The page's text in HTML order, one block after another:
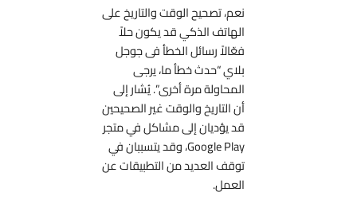
نعم، تصحيح الوقت والتاريخ على
الهاتف الذكي قد يكون حلاً
فعّالاً رسائل الخطأ فى جوجل
بلاي “حدث خطأ ما، يرجى
المحاولة مرة أخرى”. يُشار إلى
أن التاريخ والوقت غير الصحيحين
قد يؤديان إلى مشاكل في متجر
Google Play، وقد يتسببان في
توقف العديد من التطبيقات عن